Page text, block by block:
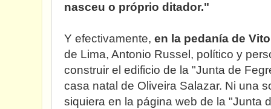
nasceu o próprio ditador."
Y efectivamente, en la pedanía de
de Lima, Antonio Russel, político y
construir el edificio de la "Junta de
casa natal de Oliveira Salazar. Ni una
siquiera en la página web de la "Junta